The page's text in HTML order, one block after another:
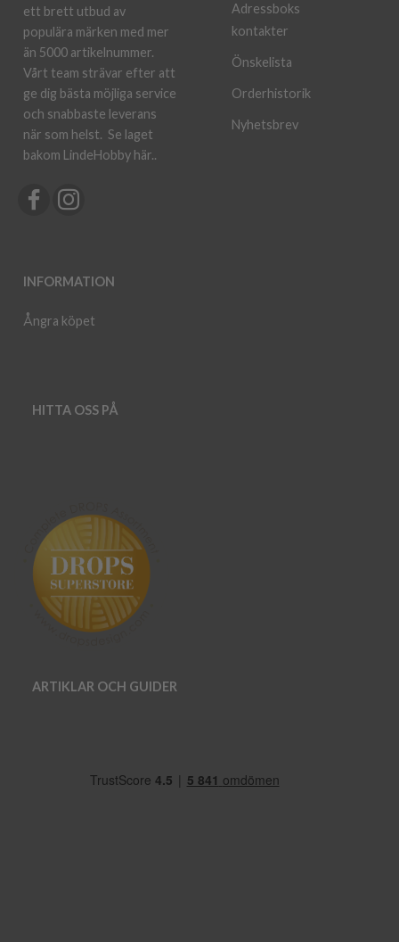
ett brett utbud av
populära märken med mer
än 5000 artikelnummer.
Vårt team strävar efter att
ge dig bästa möjliga service
och snabbaste leverans
när som helst. Se laget
bakom LindeHobby här..
INFORMATION
Ångra köpet
Adressboks
kontakter
Önskelista
Orderhistorik
Nyhetsbrev
HITTA OSS PÅ
ARTIKLAR OCH GUIDER